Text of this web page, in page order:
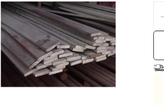
Фасонный прокат
Оцинкованный прокат
Рулонная сталь
Винтовые сваи
Профнастил
Евроштакетник